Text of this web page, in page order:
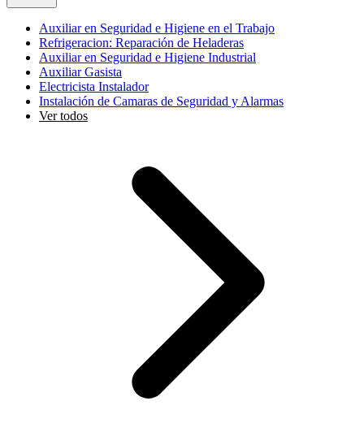
Auxiliar en Seguridad e Higiene en el Trabajo
Refrigeracion: Reparación de Heladeras
Auxiliar en Seguridad e Higiene Industrial
Auxiliar Gasista
Electricista Instalador
Instalación de Camaras de Seguridad y Alarmas
Ver todos